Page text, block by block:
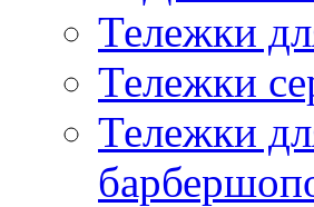
Тележки
Тележки
Тележки